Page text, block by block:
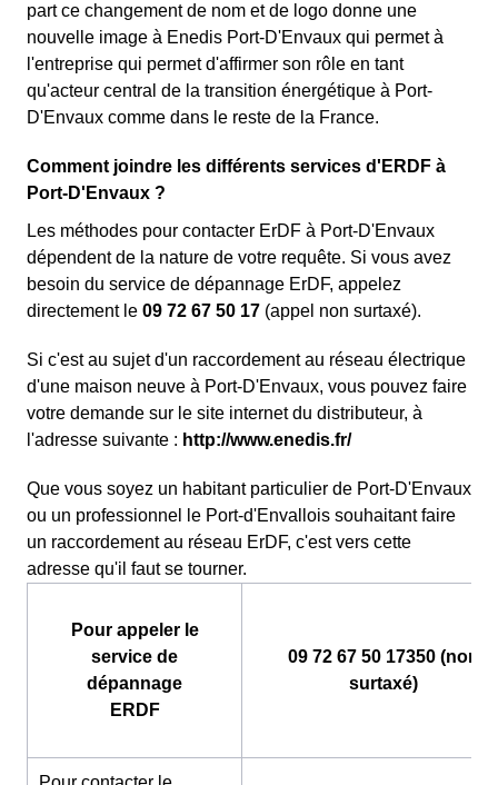
part ce changement de nom et de logo donne une
nouvelle image à Enedis Port-D'Envaux qui permet à
l'entreprise qui permet d'affirmer son rôle en tant
qu'acteur central de la transition énergétique à Port-
D'Envaux comme dans le reste de la France.
Comment joindre les différents services d'ERDF à
Port-D'Envaux ?
Les méthodes pour contacter ErDF à Port-D'Envaux
dépendent de la nature de votre requête. Si vous avez
besoin du service de dépannage ErDF, appelez
directement le 09 72 67 50 17 (appel non surtaxé).
Si c'est au sujet d'un raccordement au réseau électrique
d'une maison neuve à Port-D'Envaux, vous pouvez faire
votre demande sur le site internet du distributeur, à
l'adresse suivante : http://www.enedis.fr/
Que vous soyez un habitant particulier de Port-D'Envaux
ou un professionnel le Port-d'Envallois souhaitant faire
un raccordement au réseau ErDF, c'est vers cette
adresse qu'il faut se tourner.
Pour appeler le
service de
dépannage
ERDF
09 72 67 50 17350 (non
surtaxé)